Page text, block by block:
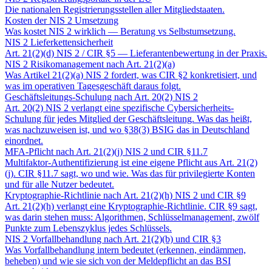
Die nationalen Registrierungsstellen aller Mitgliedstaaten.
Kosten der NIS 2 Umsetzung
Was kostet NIS 2 wirklich — Beratung vs Selbstumsetzung.
NIS 2 Lieferkettensicherheit
Art. 21(2)(d) NIS 2 / CIR §5 — Lieferantenbewertung in der Praxis.
NIS 2 Risikomanagement nach Art. 21(2)(a)
Was Artikel 21(2)(a) NIS 2 fordert, was CIR §2 konkretisiert, und
was im operativen Tagesgeschäft daraus folgt.
Geschäftsleitungs-Schulung nach Art. 20(2) NIS 2
Art. 20(2) NIS 2 verlangt eine spezifische Cybersicherheits-
Schulung für jedes Mitglied der Geschäftsleitung. Was das heißt,
was nachzuweisen ist, und wo §38(3) BSIG das in Deutschland
einordnet.
MFA-Pflicht nach Art. 21(2)(j) NIS 2 und CIR §11.7
Multifaktor-Authentifizierung ist eine eigene Pflicht aus Art. 21(2)
(j). CIR §11.7 sagt, wo und wie. Was das für privilegierte Konten
und für alle Nutzer bedeutet.
Kryptographie-Richtlinie nach Art. 21(2)(h) NIS 2 und CIR §9
Art. 21(2)(h) verlangt eine Kryptographie-Richtlinie. CIR §9 sagt,
was darin stehen muss: Algorithmen, Schlüsselmanagement, zwölf
Punkte zum Lebenszyklus jedes Schlüssels.
NIS 2 Vorfallbehandlung nach Art. 21(2)(b) und CIR §3
Was Vorfallbehandlung intern bedeutet (erkennen, eindämmen,
beheben) und wie sie sich von der Meldepflicht an das BSI